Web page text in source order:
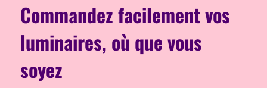
Commandez facilement vos
luminaires, où que vous
soyez